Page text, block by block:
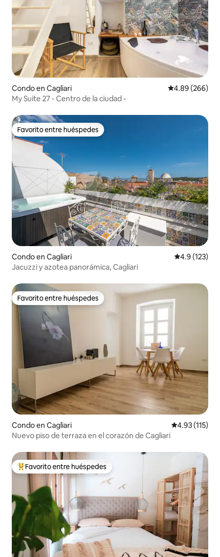
Condo en Cagliari Calificación
4.89 (266)
My Suite 27 - Centro de la ciudad -
Favorito entre huéspedes
Favorito entre huéspedes
Condo en Cagliari Calificación
4.9 (123)
Jacuzzi y azotea panorámica, Cagliari
Favorito entre huéspedes
Favorito entre huéspedes
Condo en Cagliari Calificación
4.93 (115)
Nuevo piso de terraza en el corazón de Cagliari
Favorito entre huéspedes preferido
Favorito entre huéspedes